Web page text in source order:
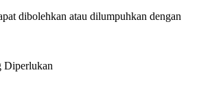
dibolehkan atau dilumpuhkan dengan
Diperlukan